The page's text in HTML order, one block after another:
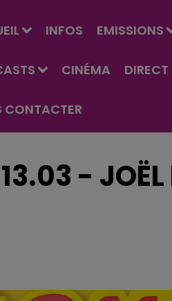
INFOS EMISSIONS
CINÉMA
CONTACTER
-